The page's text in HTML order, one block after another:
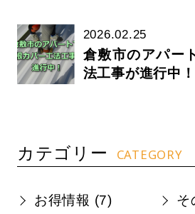
2026.02.25
倉敷市のアパー
法工事が進行中！
カテゴリー CATEGORY
お得情報 (7) そ